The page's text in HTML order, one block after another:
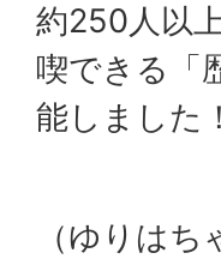
約250人以
喫できる「
能しました！
（ゆりはち